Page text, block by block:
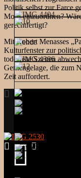
Politik selbst zur Farce
Mord einzuordnen?
gerechtfertigt?
Mit Robert Menasses
Kulturfenster zur
todernste Szenen
Gemengelage, die zum
Zeit auffordert.